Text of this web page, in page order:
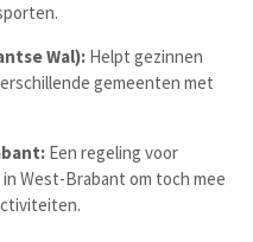
Wal):Helpt gezinnen
gemeenten met
Een regeling voor
West-Brabant om toch mee